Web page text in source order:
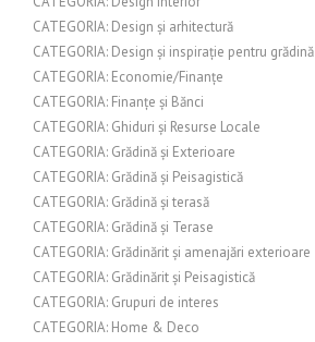
CATEGORIA: Design și arhitectură
CATEGORIA: Design și inspirație pentru grădină
CATEGORIA: Economie/Finanțe
CATEGORIA: Finanțe și Bănci
CATEGORIA: Ghiduri și Resurse Locale
CATEGORIA: Grădină și Exterioare
CATEGORIA: Grădină și Peisagistică
CATEGORIA: Grădină și terasă
CATEGORIA: Grădină și Terase
CATEGORIA: Grădinărit și amenajări exterioare
CATEGORIA: Grădinărit și Peisagistică
CATEGORIA: Grupuri de interes
CATEGORIA: Home & Deco